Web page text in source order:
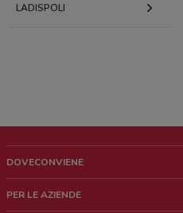
LADISPOLI
DOVECONVIENE
PER LE AZIENDE